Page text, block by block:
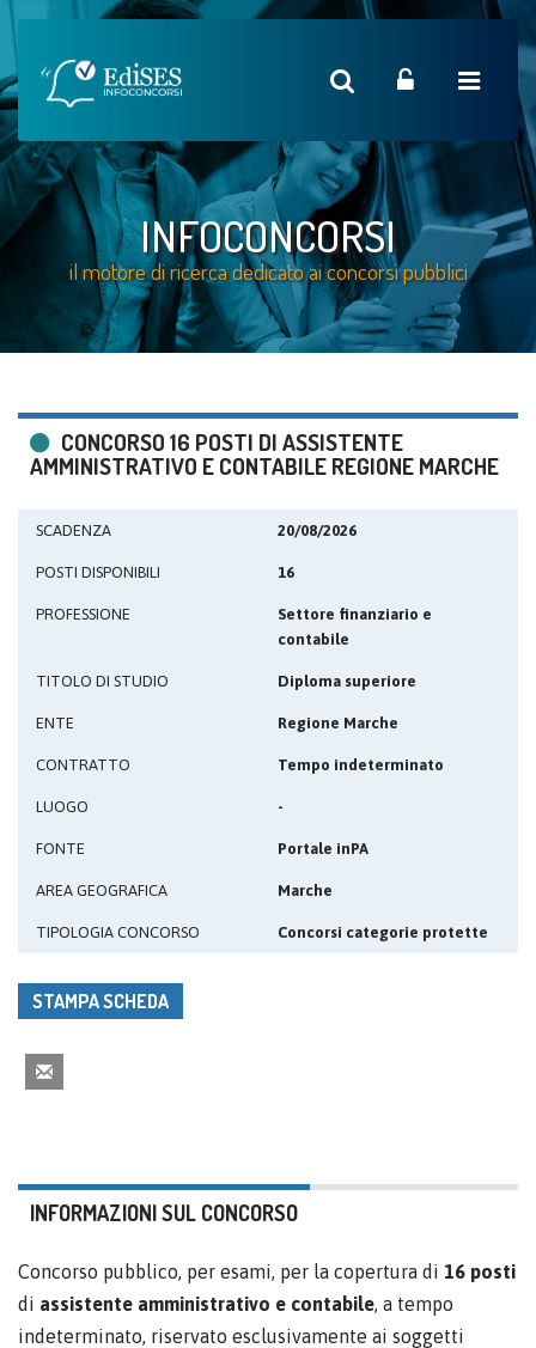
INFOCONCORSI
il motore di ricerca dedicato ai concorsi pubblici
CONCORSO 16 POSTI DI ASSISTENTE
AMMINISTRATIVO E CONTABILE REGIONE MARCHE
SCADENZA 20/08/2026
POSTI DISPONIBILI 16
PROFESSIONE
Settore finanziario e
contabile
TITOLO DI STUDIO Diploma superiore
ENTE Regione Marche
CONTRATTO Tempo indeterminato
LUOGO -
FONTE Portale inPA
AREA GEOGRAFICA Marche
TIPOLOGIA CONCORSO Concorsi categorie protette
STAMPA SCHEDA
INFORMAZIONI SUL CONCORSO
Concorso pubblico, per esami, per la copertura di 16 posti
di assistente amministrativo e contabile, a tempo
indeterminato, riservato esclusivamente ai soggetti